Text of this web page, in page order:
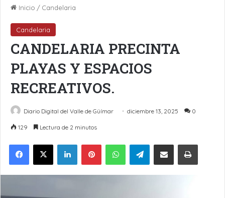
Inicio / Candelaria
Candelaria
CANDELARIA PRECINTA
PLAYAS Y ESPACIOS
RECREATIVOS.
Diario Digital del Valle de Güímar diciembre 13, 2025 0
129 Lectura de 2 minutos
LinkedInPinterestWhatsAppTelegramCompartir por Email Imprimir